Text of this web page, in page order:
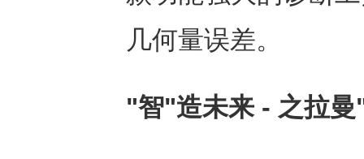
几何量误差。
"智"造未来 - 之拉